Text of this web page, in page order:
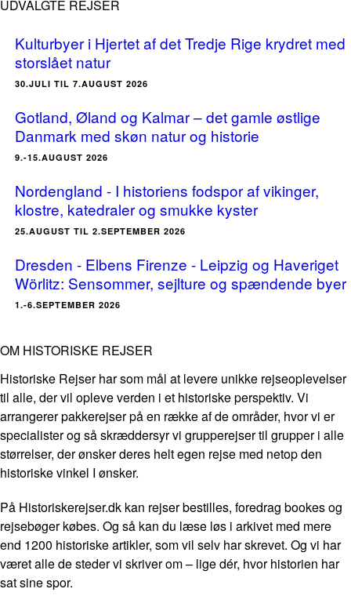
UDVALGTE REJSER
Kulturbyer i Hjertet af det Tredje Rige krydret med
storslået natur
30.JULI TIL 7.AUGUST 2026
Gotland, Øland og Kalmar – det gamle østlige
Danmark med skøn natur og historie
9.-15.AUGUST 2026
Nordengland - I historiens fodspor af vikinger,
klostre, katedraler og smukke kyster
25.AUGUST TIL 2.SEPTEMBER 2026
Dresden - Elbens Firenze - Leipzig og Haveriget
Wörlitz: Sensommer, sejlture og spændende byer
1.-6.SEPTEMBER 2026
OM HISTORISKE REJSER
Historiske Rejser har som mål at levere unikke rejseoplevelser
til alle, der vil opleve verden i et historiske perspektiv. Vi
arrangerer pakkerejser på en række af de områder, hvor vi er
specialister og så skræddersyr vi grupperejser til grupper i alle
størrelser, der ønsker deres helt egen rejse med netop den
historiske vinkel I ønsker.
På Historiskerejser.dk kan rejser bestilles, foredrag bookes og
rejsebøger købes. Og så kan du læse løs i arkivet med mere
end 1200 historiske artikler, som vil selv har skrevet. Og vi har
været alle de steder vi skriver om – lige dér, hvor historien har
sat sine spor.